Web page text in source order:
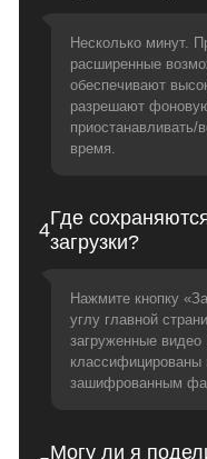
Несколько минут.
расширенные
обеспечивают
разрешают
приостанавливать/
время.
4
Где
загрузки?
Нажмите кнопку
углу главной
загруженные
классифицированы
зашифрованным
Могу ли я